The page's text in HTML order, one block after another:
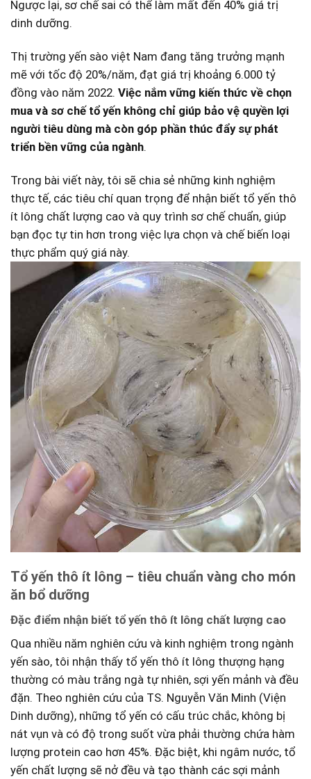
Ngược lại, ⁢sơ chế sai có thể làm mất đến 40% giá trị
dinh dưỡng.
Thị trường yến sào việt Nam đang tăng trưởng mạnh
mẽ với⁢ tốc độ 20%/năm, đạt giá trị khoảng 6.000 ‌tỷ
đồng vào năm 2022. Việc ⁤nắm vững kiến thức về chọn
‍mua và sơ chế tổ yến ​không chỉ giúp bảo vệ quyền lợi
người tiêu dùng ⁢mà còn góp phần thúc đẩy sự phát
triển bền vững của ‍ngành.
Trong bài ‍viết này, tôi sẽ chia sẻ những kinh nghiệm
thực tế,⁢ các tiêu chí quan trọng để⁤ nhận biết tổ yến thô
ít lông chất lượng cao⁣ và quy trình sơ chế chuẩn, giúp
bạn đọc tự tin hơn trong việc lựa chọn và ⁢chế biến​ loại
thực phẩm quý giá này.
Tổ yến thô ít lông – ⁤tiêu chuẩn vàng cho món​
ăn ‍bổ dưỡng
Đặc điểm nhận ‌biết tổ yến thô ít lông​ chất lượng cao
Qua nhiều năm nghiên cứu và kinh nghiệm trong ngành​
yến sào, tôi nhận ​thấy tổ yến thô​ ít lông thượng hạng
thường có ⁢màu trắng ngà tự nhiên, sợi⁣ yến‌ mảnh và đều
đặn. Theo nghiên cứu⁢ của TS. Nguyễn Văn Minh (Viện
Dinh dưỡng), những tổ ⁤yến có cấu trúc chắc, không bị
nát vụn và có‌ độ trong suốt vừa phải thường ‌chứa hàm
⁢lượng protein cao hơn 45%. ⁢Đặc biệt, khi​ ngâm⁣ nước, tổ
yến chất lượng sẽ nở đều⁤ và tạo thành các sợi mảnh